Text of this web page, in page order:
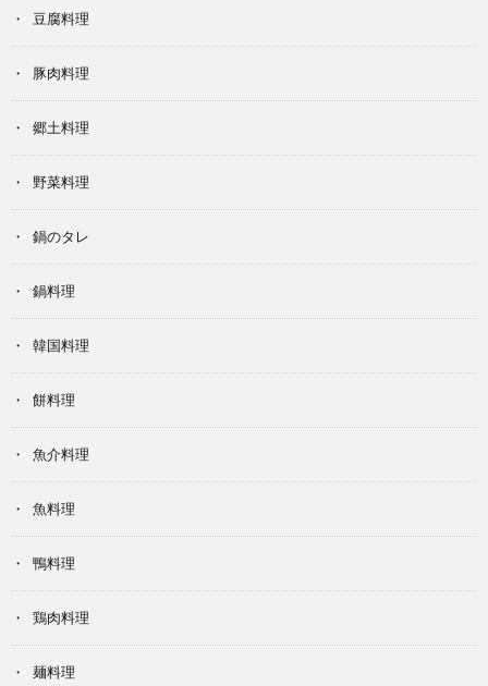
豆腐料理
豚肉料理
郷土料理
野菜料理
鍋のタレ
鍋料理
韓国料理
餅料理
魚介料理
魚料理
鴨料理
鶏肉料理
麺料理